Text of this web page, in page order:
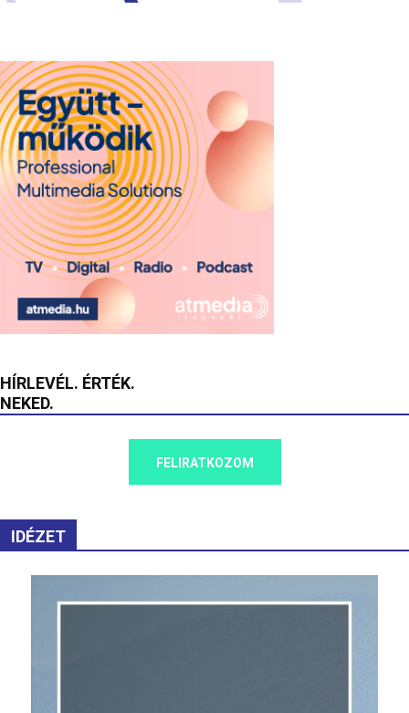
HÍRLEVÉL. ÉRTÉK.
NEKED.
FELIRATKOZOM
IDÉZET